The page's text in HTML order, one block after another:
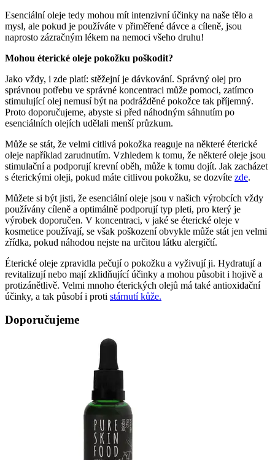
Esenciální oleje tedy mohou mít intenzivní účinky na naše tělo a
mysl, ale pokud je používáte v přiměřené dávce a cíleně, jsou
naprosto zázračným lékem na nemoci všeho druhu!
Mohou éterické oleje pokožku poškodit?
Jako vždy, i zde platí: stěžejní je dávkování. Správný olej pro
správnou potřebu ve správné koncentraci může pomoci, zatímco
stimulující olej nemusí být na podrážděné pokožce tak příjemný.
Proto doporučujeme, abyste si před náhodným sáhnutím po
esenciálních olejích udělali menší průzkum.
Může se stát, že velmi citlivá pokožka reaguje na některé éterické
oleje například zarudnutím. Vzhledem k tomu, že některé oleje jsou
stimulační a podporují krevní oběh, může k tomu dojít. Jak zacházet
s éterickými oleji, pokud máte citlivou pokožku, se dozvíte zde.
Můžete si být jisti, že esenciální oleje jsou v našich výrobcích vždy
používány cíleně a optimálně podporují typ pleti, pro který je
výrobek doporučen. V koncentraci, v jaké se éterické oleje v
kosmetice používají, se však poškození obvykle může stát jen velmi
zřídka, pokud náhodou nejste na určitou látku alergičtí.
Éterické oleje zpravidla pečují o pokožku a vyživují ji. Hydratují a
revitalizují nebo mají zklidňující účinky a mohou působit i hojivě a
protizánětlivě. Velmi mnoho éterických olejů má také antioxidační
účinky, a tak působí i proti stárnutí kůže.
Doporučujeme